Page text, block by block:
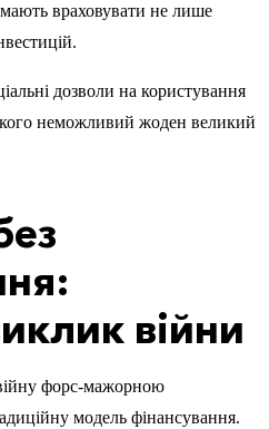
враховувати не лише
дозволи на користування
неможливий жоден великий
війни
форс-мажорною
модель фінансування.